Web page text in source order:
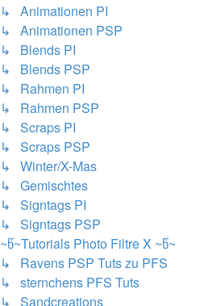
↳ Animationen PI
↳ Animationen PSP
↳ Blends PI
↳ Blends PSP
↳ Rahmen PI
↳ Rahmen PSP
↳ Scraps PI
↳ Scraps PSP
↳ Winter/X-Mas
↳ Gemischtes
↳ Signtags PI
↳ Signtags PSP
~წ~Tutorials Photo Filtre X ~წ~
↳ Ravens PSP Tuts zu PFS
↳ sternchens PFS Tuts
↳ Sandcreations